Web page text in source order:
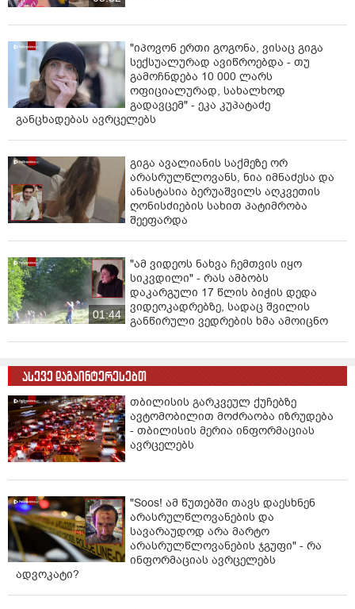
წინააღმდეგ. ასეთი რადიკალიზმი, რომელსაც
თესავენ, საბოლოო ჯამში, თავად მათ ჭამთ და მათივე
პრობლემა ხდება. ისემც უქნიათ, დაუჭამიათ
ერთმანეთი,“ - განაცხადა პაპუაშვილმა.
ცნობისთვის, „კოალიცია ცვლილებისთვის“ ერთ-
ერთმა ლიდერმა, ბრალდებულმა, ნიკა მელიამ
საპატიმროდან წერილი გაავრცელა, სადაც მან მესამე
პრეზიდენტზე, მიხეილ სააკაშვილზე ისაუბრა.
როგორც მელია წერს, „სადაც სააკაშვილია, იქ
ქვეყნის ინტერესი არაა, იქ მხოლოდ კერძო ეგოისტური
ინტერესია, რადგან იგი საკუთარ თავს არაჯანსაღად
შესტრფის, მხოლოდ თავის ეგოზე ზრუნვით არის
ორსული“.
ამასთან, როგორც მელია წერილში აღნიშნავს,
სააკაშვილი ადგილობრივი არჩევნების წინ
„საკუთარმა დაუძლეველმა ეჭვიანობამ აიძულა"
ჩამოსულიყო. ნიკა მელიას განცხადებით, მიხეილ
თითქოს ჩადენილ ღალატზე საუბარი, „მხოლოდ და
მხოლოდ ემსახურება მისი უცხოეთში გაშვების
სანაცვლოდ, ხელისუფლებასთან გარიგებაში შესვლის
კონკრეტული ისტორიის გადაფარვის მცდელობას,
რომელიც მას ბევრი მიზეზის გამო, დღეს ძალიან
აწუხებს".
პასუხად კი, მიხეილ სააკაშვილმა სოციალურ ქსელში
დაწერა: "ნიკა მელიას ბევრი რამე გავუტარე, სულ
მქონდა იმედი, რომ რამე დადგებოდა მისგან - ბოლოს
მაინც მარცხი განვიცადე და მელია აღმოჩნდა იმავე
ჭაობში, სადაც უკვე არიან ოქრუაშვილი, ბოკერიები
და ზოგი სხვაც".
"იპოვონ ერთი გოგონა, ვისაც გიგა
სექსუალურად ავიწროებდა - თუ
გამოჩნდება 10 000 ლარს
ოფიციალურად, სახალხოდ
გადავცემ" - ეკა კუპატაძე
განცხადებას ავრცელებს
გიგა ავალიანის საქმეზე ორ
არასრულწლოვანს, ნია იმნაძესა და
ანასტასია ბერუაშვილს აღკვეთის
ღონისძიების სახით პატიმრობა
შეეფარდა
01:44
"ამ ვიდეოს ნახვა ჩემთვის იყო
სიკვდილი" - რას ამბობს
დაკარგული 17 წლის ბიჭის დედა
ვიდეოკადრებზე, სადაც შვილის
განწირული ვედრების ხმა ამოიცნო
ასევე დაგაინტერესებთ
თბილისის გარკვეულ ქუჩებზე
ავტომობილით მოძრაობა იზრუდება
- თბილისის მერია ინფორმაციას
ავრცელებს
"Soos! ამ წუთებში თავს დაესხნენ
არასრულწლოვანების და
სავარაუდოდ არა მარტო
არასრულწლოვანების ჯგუფი" - რა
ინფორმაციას ავრცელებს
ადვოკატი?